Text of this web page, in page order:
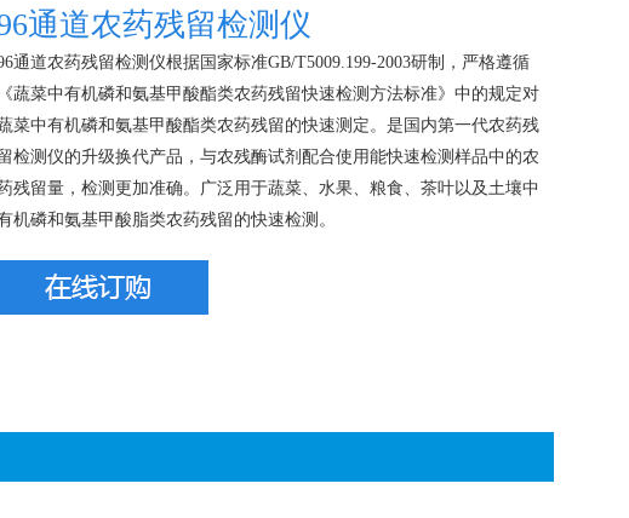
通道农药残留检测仪
通道农药残留检测仪根据国家标准GB/T5009.199-2003研制，严格遵循
《蔬菜中有机磷和氨基甲酸酯类农药残留快速检测方法标准》中的规定对
菜中有机磷和氨基甲酸酯类农药残留的快速测定。是国内第一代农药残
检测仪的升级换代产品，与农残酶试剂配合使用能快速检测样品中的农
残留量，检测更加准确。广泛用于蔬菜、水果、粮食、茶叶以及土壤中
机磷和氨基甲酸脂类农药残留的快速检测。